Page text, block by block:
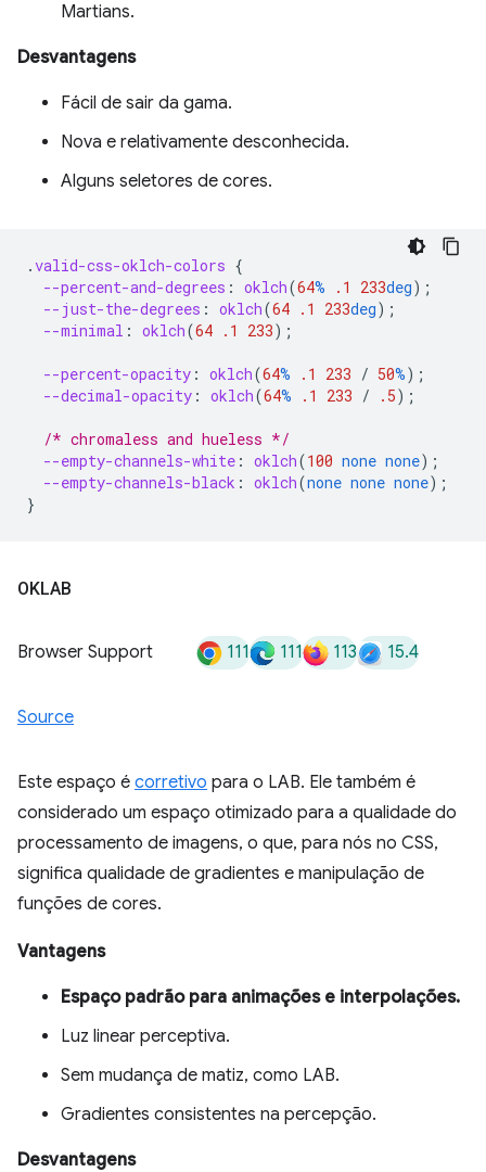
Martians.
Desvantagens
Fácil de sair da gama.
Nova e relativamente desconhecida.
Alguns seletores de cores.
.valid-css-oklch-colors {
--percent-and-degrees : oklch(64% .1 233deg);
--just-the-degrees : oklch(64 .1 233deg);
--minimal : oklch(64 .1 233);
--percent-opacity : oklch(64% .1 233 / 50%);
--decimal-opacity : oklch(64% .1 233 / .5);
/* chromaless and hueless */
--empty-channels-white : oklch(100 none none);
--empty-channels-black : oklch(none none none);
}
OKLAB
Browser Support 111 111 113 15.4
Source
Este espaço é corretivo para o LAB. Ele também é
considerado um espaço otimizado para a qualidade do
processamento de imagens, o que, para nós no CSS,
significa qualidade de gradientes e manipulação de
funções de cores.
Vantagens
Espaço padrão para animações e interpolações.
Luz linear perceptiva.
Sem mudança de matiz, como LAB.
Gradientes consistentes na percepção.
Desvantagens